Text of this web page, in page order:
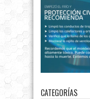
CATEGORÍAS